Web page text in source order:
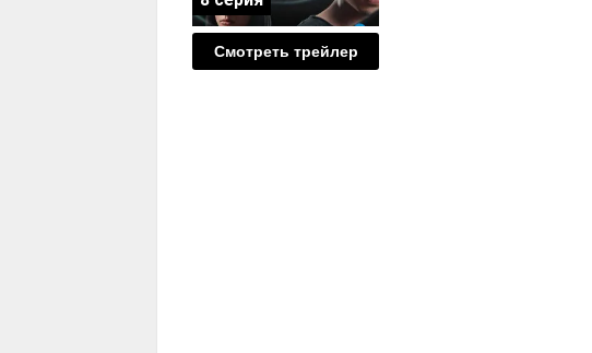
Смотреть трейлер